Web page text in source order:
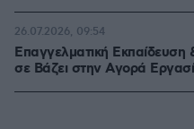
Επαγγελματική Εκπαίδευση
σε Bάζει στην Aγορά
26.07.2026, 09:54